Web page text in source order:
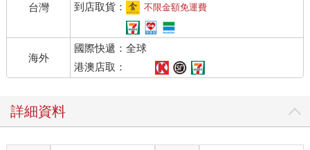
台灣
到店取貨：
不限金額免運費
海外
國際快遞：全球
港澳店取：
詳細資料